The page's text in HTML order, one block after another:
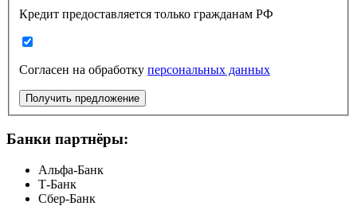
Кредит предоставляется только гражданам РФ
Согласен на обработку персональных данных
Получить предложение
Банки партнёры:
Альфа-Банк
Т-Банк
Сбер-Банк